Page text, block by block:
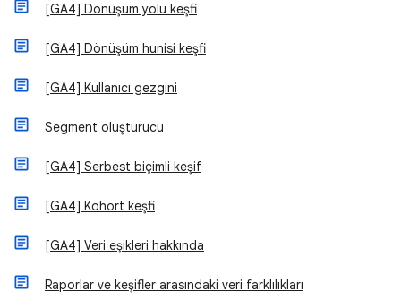
[GA4] Dönüşüm yolu keşfi
[GA4] Dönüşüm hunisi keşfi
[GA4] Kullanıcı gezgini
Segment oluşturucu
[GA4] Serbest biçimli keşif
[GA4] Kohort keşfi
[GA4] Veri eşikleri hakkında
Raporlar ve keşifler arasındaki veri farklılıkları